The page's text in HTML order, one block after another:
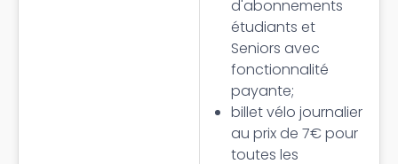
d'abonnements
étudiants et
Seniors avec
fonctionnalité
payante;
billet vélo journalier
au prix de 7€ pour
toutes les